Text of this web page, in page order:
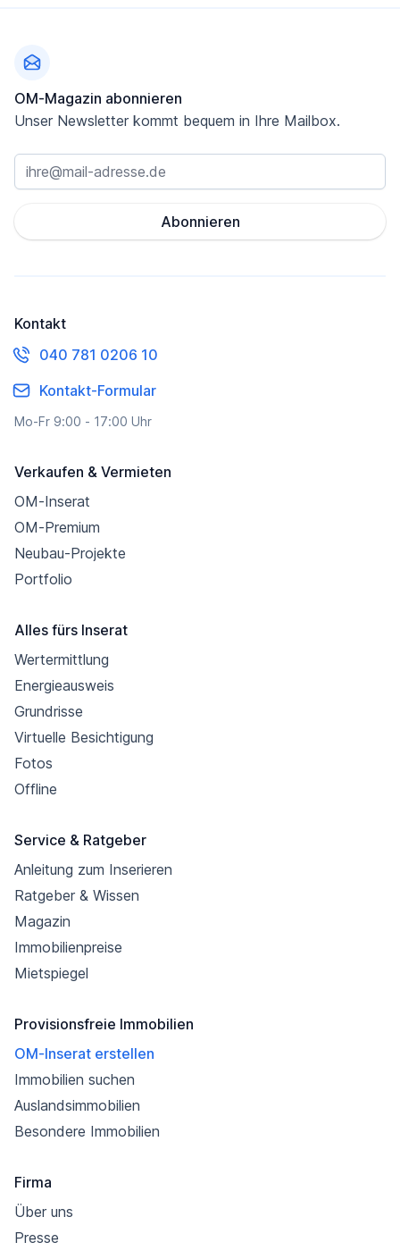
OM-Magazin abonnieren
Unser Newsletter kommt bequem in Ihre Mailbox.
Abonnieren
Kontakt
040 781 0206 10
Kontakt-Formular
Mo-Fr 9:00 - 17:00 Uhr
Verkaufen & Vermieten
OM-Inserat
OM-Premium
Neubau-Projekte
Portfolio
Alles fürs Inserat
Wertermittlung
Energieausweis
Grundrisse
Virtuelle Besichtigung
Fotos
Offline
Service & Ratgeber
Anleitung zum Inserieren
Ratgeber & Wissen
Magazin
Immobilienpreise
Mietspiegel
Provisionsfreie Immobilien
OM-Inserat erstellen
Immobilien suchen
Auslandsimmobilien
Besondere Immobilien
Firma
Über uns
Presse